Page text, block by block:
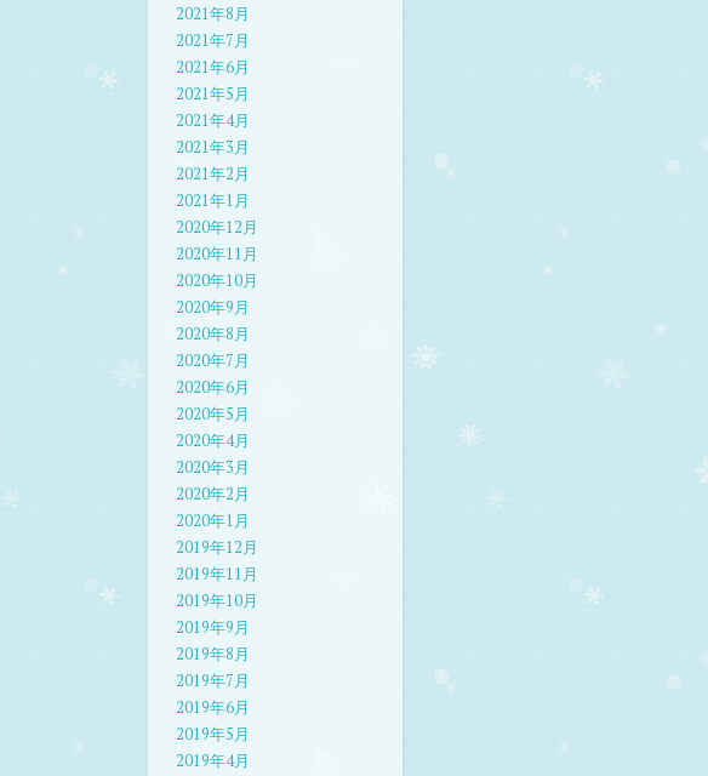
2021年8月
2021年7月
2021年6月
2021年5月
2021年4月
2021年3月
2021年2月
2021年1月
2020年12月
2020年11月
2020年10月
2020年9月
2020年8月
2020年7月
2020年6月
2020年5月
2020年4月
2020年3月
2020年2月
2020年1月
2019年12月
2019年11月
2019年10月
2019年9月
2019年8月
2019年7月
2019年6月
2019年5月
2019年4月